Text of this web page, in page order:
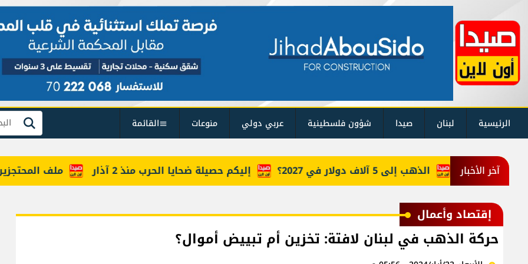
الرئيسية لبنان صيدا شؤون فلسطينية عربي دولي منوعات القائمة بحث
آخر الأخبار ملف المحتجزين إليكم حصيلة ضحايا الحرب منذ 2 آذار الذهب إلى 5 آلاف دولار في 2027؟ واشنطن
إقتصاد وأعمال
حركة الذهب في لبنان لافتة: تخزين أم تبييض أموال؟